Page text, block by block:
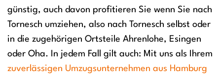
günstig, auch davon profitieren Sie wenn Sie nach
Tornesch umziehen, also nach Tornesch selbst oder
in die zugehörigen Ortsteile Ahrenlohe, Esingen
oder Oha. In jedem Fall gilt auch: Mit uns als Ihrem
zuverlässigen Umzugsunternehmen aus Hamburg